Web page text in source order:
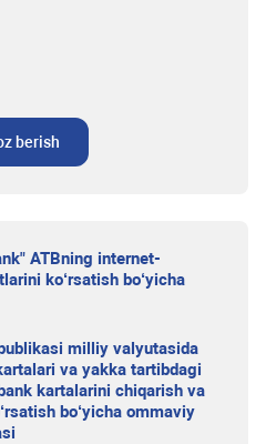
berish
ATBning internet-
ko‘rsatish bo‘yicha
milliy valyutasida
va yakka tartibdagi
kartalarini chiqarish va
bo‘yicha ommaviy